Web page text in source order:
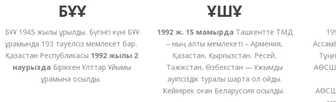
БҰҰ
БҰҰ 1945 жылы құрылды.Бүгінгі күні БҰҰ
құрамында 193 тәуелсіз мемлекет бар.
Қазақстан Республикасы1992 жылы 2
наурыздаБіріккен Ұлттар Ұйымы
құрамына қосылды.
ҰҚШҰ
1992 ж. 15 мамырдаТашкентте ТМД
– ның алты мемлекеті – Армения,
Қазақстан, Қырғызстан, Ресей,
Тәжікстан, Өзбекстан — Ұжымдық
қауіпсіздік туралы шартқа қол қойды.
Кейінірек оғанБеларуссияқосылды.
АӨСШК
АӨСШК